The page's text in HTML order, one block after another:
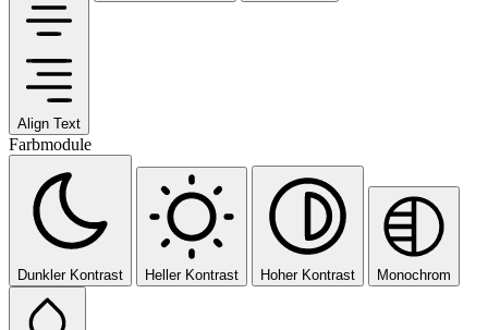
Align Text
Farbmodule
Dunkler Kontrast Heller Kontrast Hoher Kontrast Monochrom